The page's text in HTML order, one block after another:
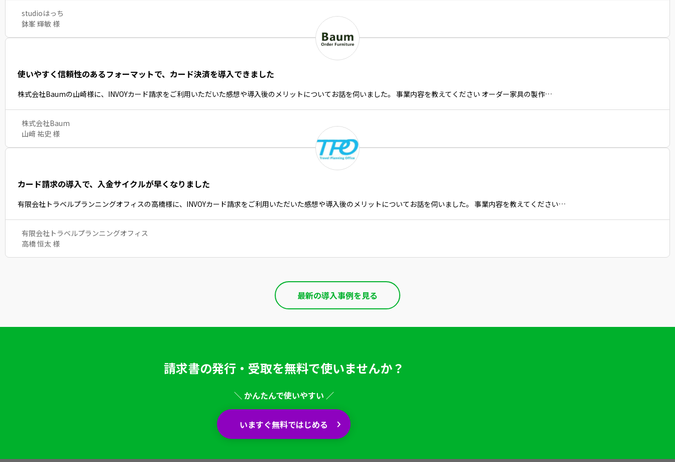
studioはっち
鉢峯 輝敏 様
使いやすく信頼性のあるフォーマットで、カード決済を導入できました
株式会社Baumの山崎様に、INVOYカード請求をご利用いただいた感想や導入後のメリットについてお話を伺いました。 事業内容を教えてください オーダー家具の製作…
株式会社Baum
山﨑 祐史 様
カード請求の導入で、入金サイクルが早くなりました
有限会社トラベルプランニングオフィスの高橋様に、INVOYカード請求をご利用いただいた感想や導入後のメリットについてお話を伺いました。 事業内容を教えてください…
有限会社トラベルプランニングオフィス
高橋 恒太 様
最新の導入事例を見る
請求書の発行・受取を無料で使いませんか？
＼ かんたんで使いやすい ／
いますぐ無料ではじめる